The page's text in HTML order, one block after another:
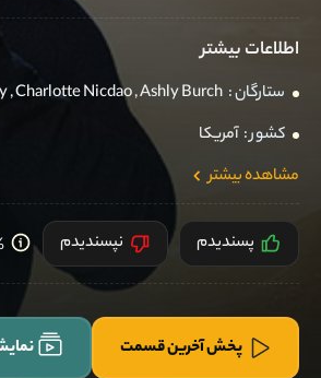
اطلاعات بیشتر
ستارگان : ,Charlotte Nicdao,Ashly Burch
کشور : آمریکا
مشاهده بیشتر
پسندیدم نپسندیدم
پخش آخرین قسمت